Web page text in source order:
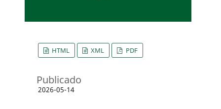
HTML XML PDF
Publicado
2026-05-14